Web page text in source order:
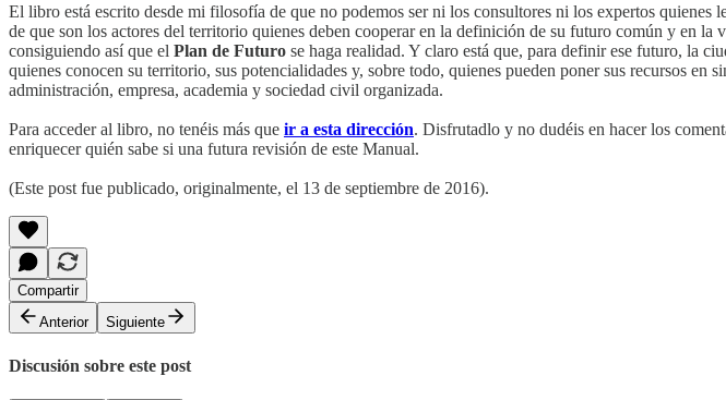
El libro está escrito desde mi filosofía de que no podemos ser ni los consultores ni los expertos
de que son los actores del territorio quienes deben cooperar en la definición de su futuro común y en
consiguiendo así que el Plan de Futuro se haga realidad. Y claro está que, para definir ese futuro, la
quienes conocen su territorio, sus potencialidades y, sobre todo, quienes pueden poner sus recursos
administración, empresa, academia y sociedad civil organizada.
Para acceder al libro, no tenéis más que ir a esta dirección. Disfrutadlo y no dudéis en hacer los
enriquecer quién sabe si una futura revisión de este Manual.
(Este post fue publicado, originalmente, el 13 de septiembre de 2016).
Compartir
Anterior
Siguiente
Discusión sobre este post